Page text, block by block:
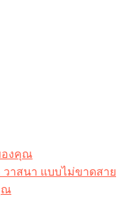
องคุณ
าสนา แบบไม่ขาดสาย
ณ